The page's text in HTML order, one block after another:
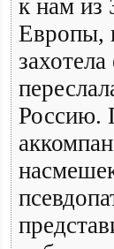
к нам из
Европы,
Россию.